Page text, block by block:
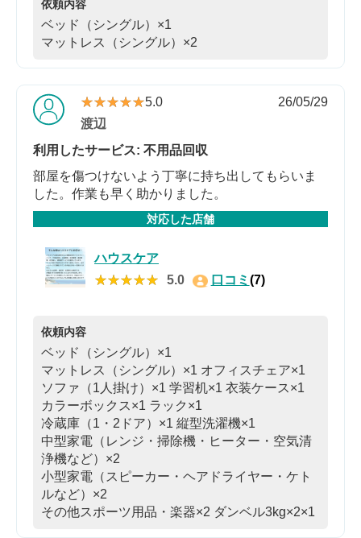
依頼内容
ベッド（シングル）×1
マットレス（シングル）×2
★★★★★
★★★★★5.0
26/05/29
渡辺
利用したサービス: 不用品回収
部屋を傷つけないよう丁寧に持ち出してもらいま
した。作業も早く助かりました。
対応した店舗
ハウスケア
★★★★★
★★★★★ 5.0 口コミ (7)
依頼内容
ベッド（シングル）×1
マットレス（シングル）×1 オフィスチェア×1
ソファ（1人掛け）×1 学習机×1 衣装ケース×1
カラーボックス×1 ラック×1
冷蔵庫（1・2ドア）×1 縦型洗濯機×1
中型家電（レンジ・掃除機・ヒーター・空気清
浄機など）×2
小型家電（スピーカー・ヘアドライヤー・ケト
ルなど）×2
その他スポーツ用品・楽器×2 ダンベル3kg×2×1